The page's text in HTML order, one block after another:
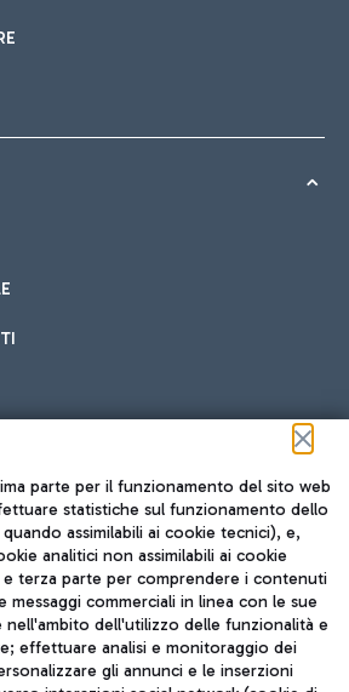
TRAVEL JOURNAL
ITA
parte per il funzionamento del sito web
statistiche sul funzionamento dello
assimilabili ai cookie tecnici), e,
analitici non assimilabili ai cookie
terza parte per comprendere i contenuti
messaggi commerciali in linea con le sue
dell'utilizzo delle funzionalità e
effettuare analisi e monitoraggio dei
gli annunci e le inserzioni